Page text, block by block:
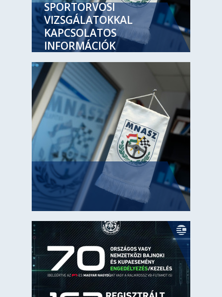
SPORTORVOSI
VIZSGÁLATOKKAL
KAPCSOLATOS
INFORMÁCIÓK